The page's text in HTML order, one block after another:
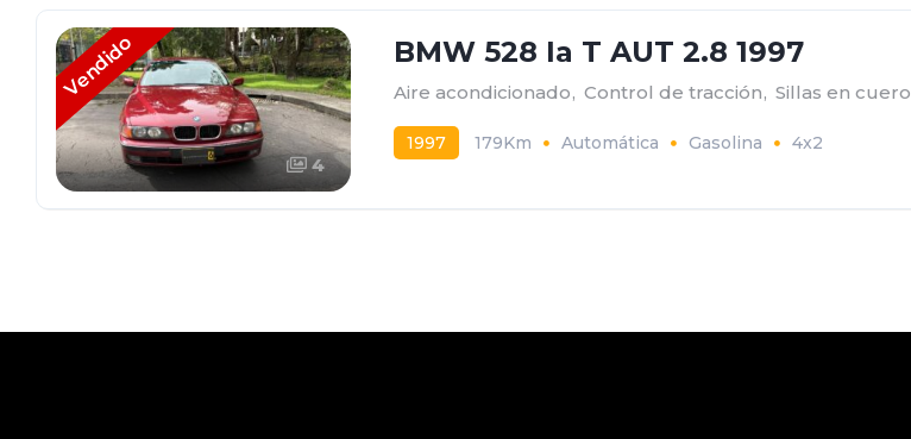
Vendido
4
BMW 528 Ia T AUT 2.8 1997
Aire acondicionado, Control de tracción, Sillas en cuero
1997 179Km Automática Gasolina 4x2